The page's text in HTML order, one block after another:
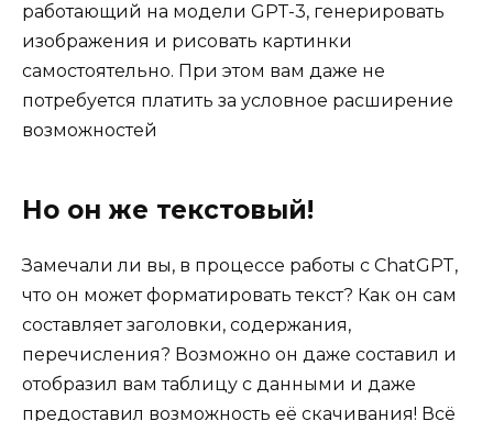
работающий на модели GPT-3, генерировать
изображения и рисовать картинки
самостоятельно. При этом вам даже не
потребуется платить за условное расширение
возможностей
Но он же текстовый!
Замечали ли вы, в процессе работы с ChatGPT,
что он может форматировать текст? Как он сам
составляет заголовки, содержания,
перечисления? Возможно он даже составил и
отобразил вам таблицу с данными и даже
предоставил возможность её скачивания! Всё